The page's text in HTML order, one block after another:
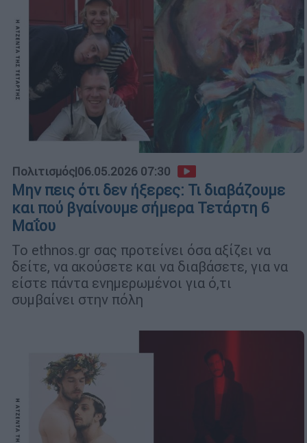
Πολιτισμός|06.05.2026 07:30
Μην πεις ότι δεν ήξερες: Τι διαβάζουμε
και πού βγαίνουμε σήμερα Τετάρτη 6
Μαΐου
Το ethnos.gr σας προτείνει όσα αξίζει να
δείτε, να ακούσετε και να διαβάσετε, για να
είστε πάντα ενημερωμένοι για ό,τι
συμβαίνει στην πόλη